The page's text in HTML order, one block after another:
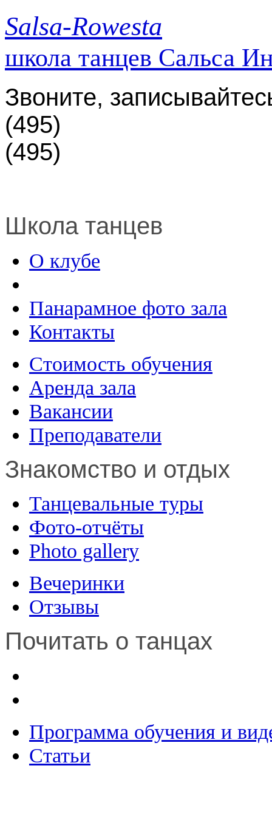
Salsa-Rowesta
школа танцев Сальса
Звоните,
(495)
(495)
Школа танцев
О клубе
Панарамное фото зала
Контакты
Стоимость обучения
Аренда зала
Вакансии
Преподаватели
Знакомство и отдых
Танцевальные туры
Фото-отчёты
Photo gallery
Вечеринки
Отзывы
Почитать о танцах
Программа обучения и
Статьи